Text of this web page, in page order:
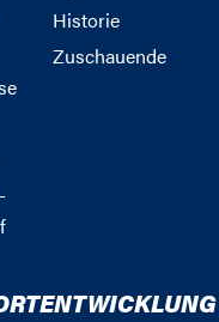
Historie
Zuschauende